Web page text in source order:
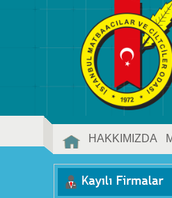
HAKKIMIZDA
İLETİŞİM